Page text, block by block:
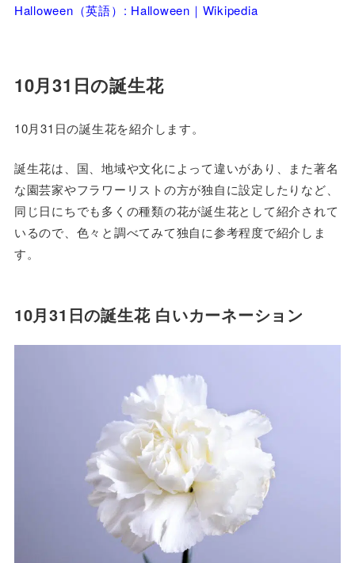
Halloween（英語）: Halloween｜Wikipedia
10月31日の誕生花
10月31日の誕生花を紹介します。
誕生花は、国、地域や文化によって違いがあり、また著名
な園芸家やフラワーリストの方が独自に設定したりなど、
同じ日にちでも多くの種類の花が誕生花として紹介されて
いるので、色々と調べてみて独自に参考程度で紹介しま
す。
10月31日の誕生花 白いカーネーション